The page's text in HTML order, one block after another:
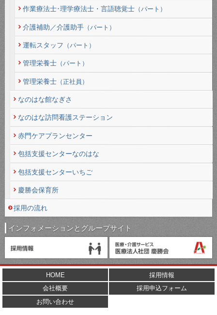
作業療法士･理学療法士・言語聴覚士（パート）
介護補助／介護助手（パート）
運転スタッフ （パート）
管理栄養士（パート）
管理栄養士（正社員）
なのはな館なぎさ
なのはな訪問看護ステーション
赤門ケアプランセンター
包括支援センターなのはな
包括支援センターいちご
慶勝会保育所
採用の流れ
インフォメーションとグループサイト
HOME
採用情報
会社概要
採用申込フォーム
お問い合わせ